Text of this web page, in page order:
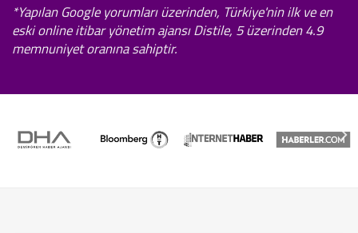
*Yapılan Google yorumları üzerinden, Türkiye'nin ilk ve en
eski online itibar yönetim ajansı Distile, 5 üzerinden 4.9
memnuniyet oranına sahiptir.